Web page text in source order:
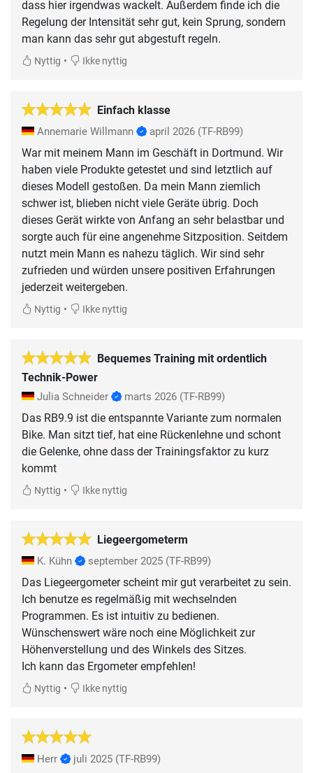
dass hier irgendwas wackelt. Außerdem finde ich die
Regelung der Intensität sehr gut, kein Sprung, sondern
man kann das sehr gut abgestuft regeln.
Nyttig • Ikke nyttig
Einfach klasse
Annemarie Willmann april 2026 (TF-RB99)
War mit meinem Mann im Geschäft in Dortmund. Wir
haben viele Produkte getestet und sind letztlich auf
dieses Modell gestoßen. Da mein Mann ziemlich
schwer ist, blieben nicht viele Geräte übrig. Doch
dieses Gerät wirkte von Anfang an sehr belastbar und
sorgte auch für eine angenehme Sitzposition. Seitdem
nutzt mein Mann es nahezu täglich. Wir sind sehr
zufrieden und würden unsere positiven Erfahrungen
jederzeit weitergeben.
Nyttig • Ikke nyttig
Bequemes Training mit ordentlich
Technik-Power
Julia Schneider marts 2026 (TF-RB99)
Das RB9.9 ist die entspannte Variante zum normalen
Bike. Man sitzt tief, hat eine Rückenlehne und schont
die Gelenke, ohne dass der Trainingsfaktor zu kurz
kommt
Nyttig • Ikke nyttig
Liegeergometerm
K. Kühn september 2025 (TF-RB99)
Das Liegeergometer scheint mir gut verarbeitet zu sein.
Ich benutze es regelmäßig mit wechselnden
Programmen. Es ist intuitiv zu bedienen.
Wünschenswert wäre noch eine Möglichkeit zur
Höhenverstellung und des Winkels des Sitzes.
Ich kann das Ergometer empfehlen!
Nyttig • Ikke nyttig
Herr juli 2025 (TF-RB99)